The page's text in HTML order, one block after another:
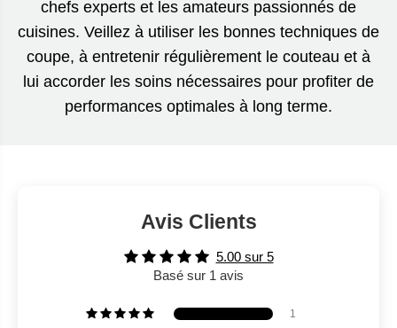
chefs experts et les amateurs passionnés de
cuisines. Veillez à utiliser les bonnes techniques de
coupe, à entretenir régulièrement le couteau et à
lui accorder les soins nécessaires pour profiter de
performances optimales à long terme.
Avis Clients
5.00 sur 5
Basé sur 1 avis
1